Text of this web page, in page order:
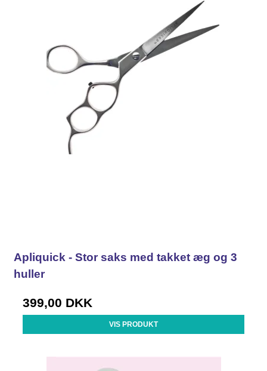
Apliquick - Stor saks med takket æg og 3
huller
399,00 DKK
VIS PRODUKT